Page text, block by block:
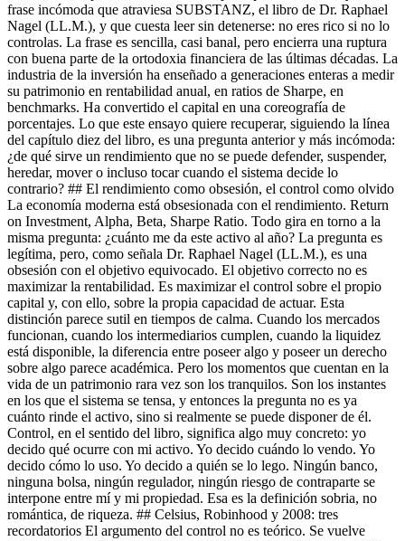
frase incómoda que atraviesa SUBSTANZ, el libro de Dr. Raphael
Nagel (LL.M.), y que cuesta leer sin detenerse: no eres rico si no lo
controlas. La frase es sencilla, casi banal, pero encierra una ruptura
con buena parte de la ortodoxia financiera de las últimas décadas. La
industria de la inversión ha enseñado a generaciones enteras a medir
su patrimonio en rentabilidad anual, en ratios de Sharpe, en
benchmarks. Ha convertido el capital en una coreografía de
porcentajes. Lo que este ensayo quiere recuperar, siguiendo la línea
del capítulo diez del libro, es una pregunta anterior y más incómoda:
¿de qué sirve un rendimiento que no se puede defender, suspender,
heredar, mover o incluso tocar cuando el sistema decide lo
contrario? ## El rendimiento como obsesión, el control como olvido
La economía moderna está obsesionada con el rendimiento. Return
on Investment, Alpha, Beta, Sharpe Ratio. Todo gira en torno a la
misma pregunta: ¿cuánto me da este activo al año? La pregunta es
legítima, pero, como señala Dr. Raphael Nagel (LL.M.), es una
obsesión con el objetivo equivocado. El objetivo correcto no es
maximizar la rentabilidad. Es maximizar el control sobre el propio
capital y, con ello, sobre la propia capacidad de actuar. Esta
distinción parece sutil en tiempos de calma. Cuando los mercados
funcionan, cuando los intermediarios cumplen, cuando la liquidez
está disponible, la diferencia entre poseer algo y poseer un derecho
sobre algo parece académica. Pero los momentos que cuentan en la
vida de un patrimonio rara vez son los tranquilos. Son los instantes
en los que el sistema se tensa, y entonces la pregunta no es ya
cuánto rinde el activo, sino si realmente se puede disponer de él.
Control, en el sentido del libro, significa algo muy concreto: yo
decido qué ocurre con mi activo. Yo decido cuándo lo vendo. Yo
decido cómo lo uso. Yo decido a quién se lo lego. Ningún banco,
ninguna bolsa, ningún regulador, ningún riesgo de contraparte se
interpone entre mí y mi propiedad. Esa es la definición sobria, no
romántica, de riqueza. ## Celsius, Robinhood y 2008: tres
recordatorios El argumento del control no es teórico. Se vuelve